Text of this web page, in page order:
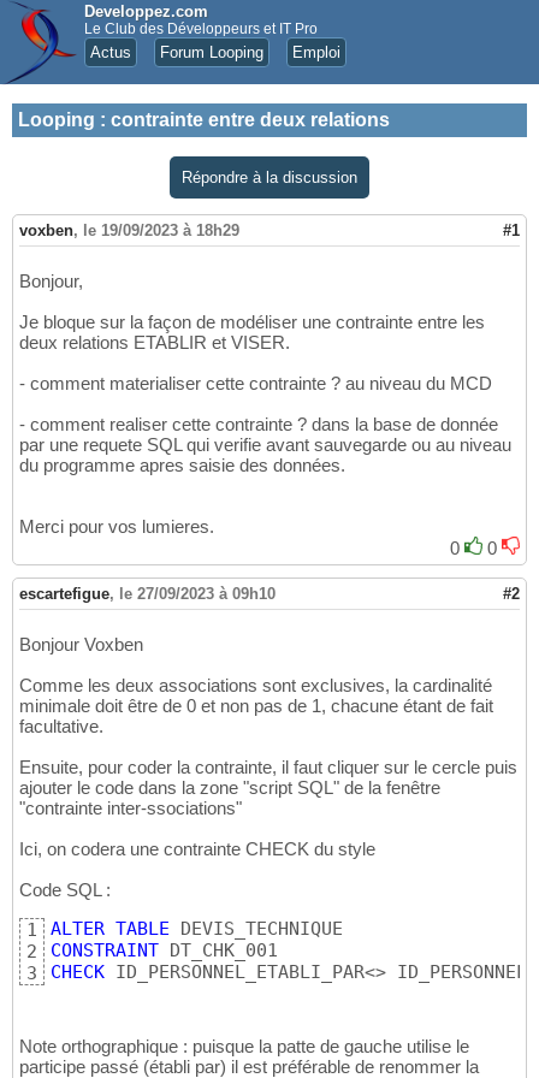
Developpez.com
Le Club des Développeurs et IT Pro
Actus Forum Looping Emploi
Looping : contrainte entre deux relations
Répondre à la discussion
voxben, le 19/09/2023 à 18h29 #1
Bonjour,
Je bloque sur la façon de modéliser une contrainte entre les
deux relations ETABLIR et VISER.
- comment materialiser cette contrainte ? au niveau du MCD
- comment realiser cette contrainte ? dans la base de donnée
par une requete SQL qui verifie avant sauvegarde ou au niveau
du programme apres saisie des données.
Merci pour vos lumieres.
0
0
escartefigue, le 27/09/2023 à 09h10 #2
Bonjour Voxben
Comme les deux associations sont exclusives, la cardinalité
minimale doit être de 0 et non pas de 1, chacune étant de fait
facultative.
Ensuite, pour coder la contrainte, il faut cliquer sur le cercle puis
ajouter le code dans la zone "script SQL" de la fenêtre
"contrainte inter-ssociations"
Ici, on codera une contrainte CHECK du style
Code SQL :
1
2
3
ALTER TABLE
CONSTRAINT
CHECK ID_PERSONNEL_ETABLI_PAR<>
Note orthographique : puisque la patte de gauche utilise le
participe passé (établi par) il est préférable de renommer la